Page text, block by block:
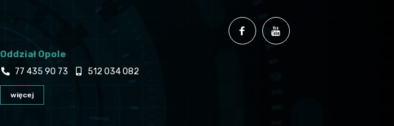
Oddział Opole
77 435 90 73 512 034 082
więcej